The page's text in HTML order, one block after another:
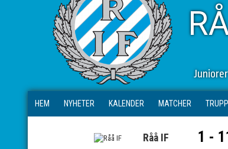
Juniorer
HEM NYHETER KALENDER MATCHER
Råå IF 1 -